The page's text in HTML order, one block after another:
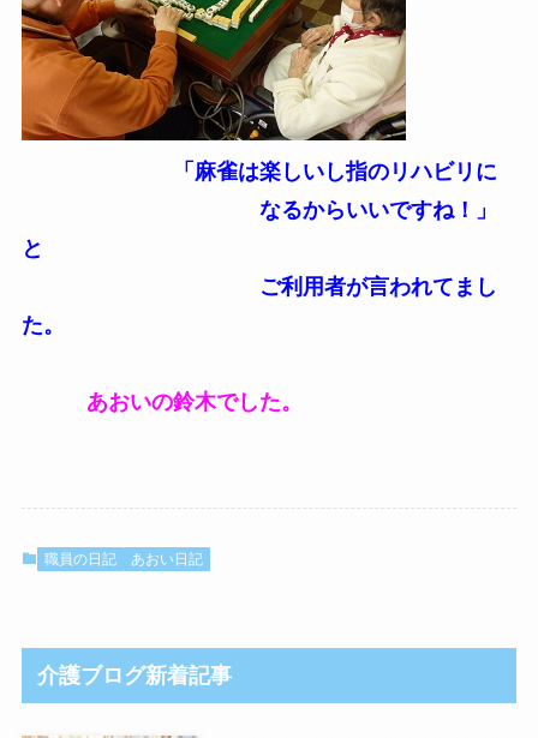
「麻雀は楽しいし指のリハビリに
なるからいいですね！」
と
ご利用者が言われてまし
た。
あおいの鈴木でした。
職員の日記 あおい日記
介護ブログ新着記事